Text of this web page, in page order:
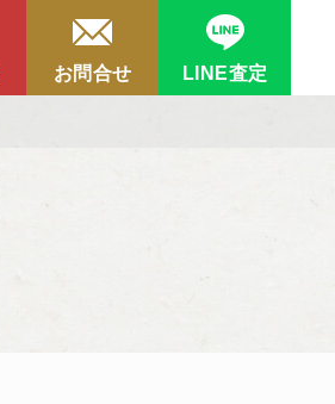
お問合せ LINE査定